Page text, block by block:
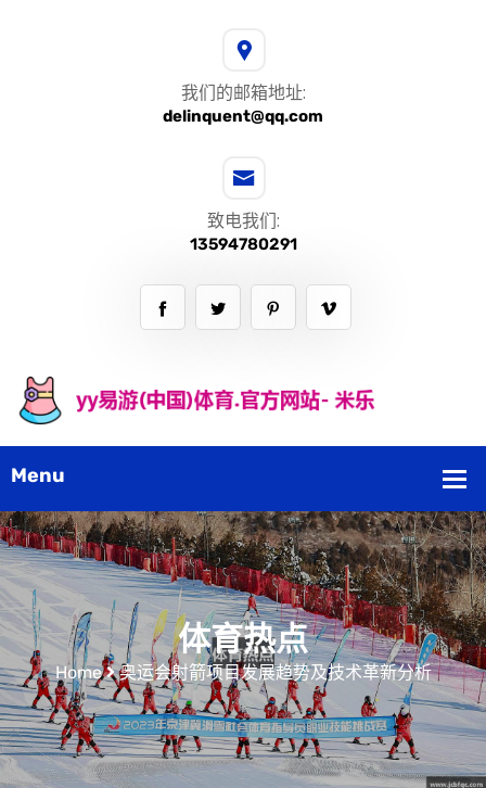
我们的邮箱地址:
delinquent@qq.com
致电我们:
13594780291
体育热点
Home 奥运会射箭项目发展趋势及技术革新分析